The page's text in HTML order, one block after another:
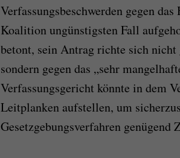
Verfassungsbeschwerden gegen
Koalition ungünstigsten Fall
betont, sein Antrag richte sich nicht
sondern gegen das „sehr
Verfassungsgericht könnte in dem
Leitplanken aufstellen, um
Gesetzgebungsverfahren genügend